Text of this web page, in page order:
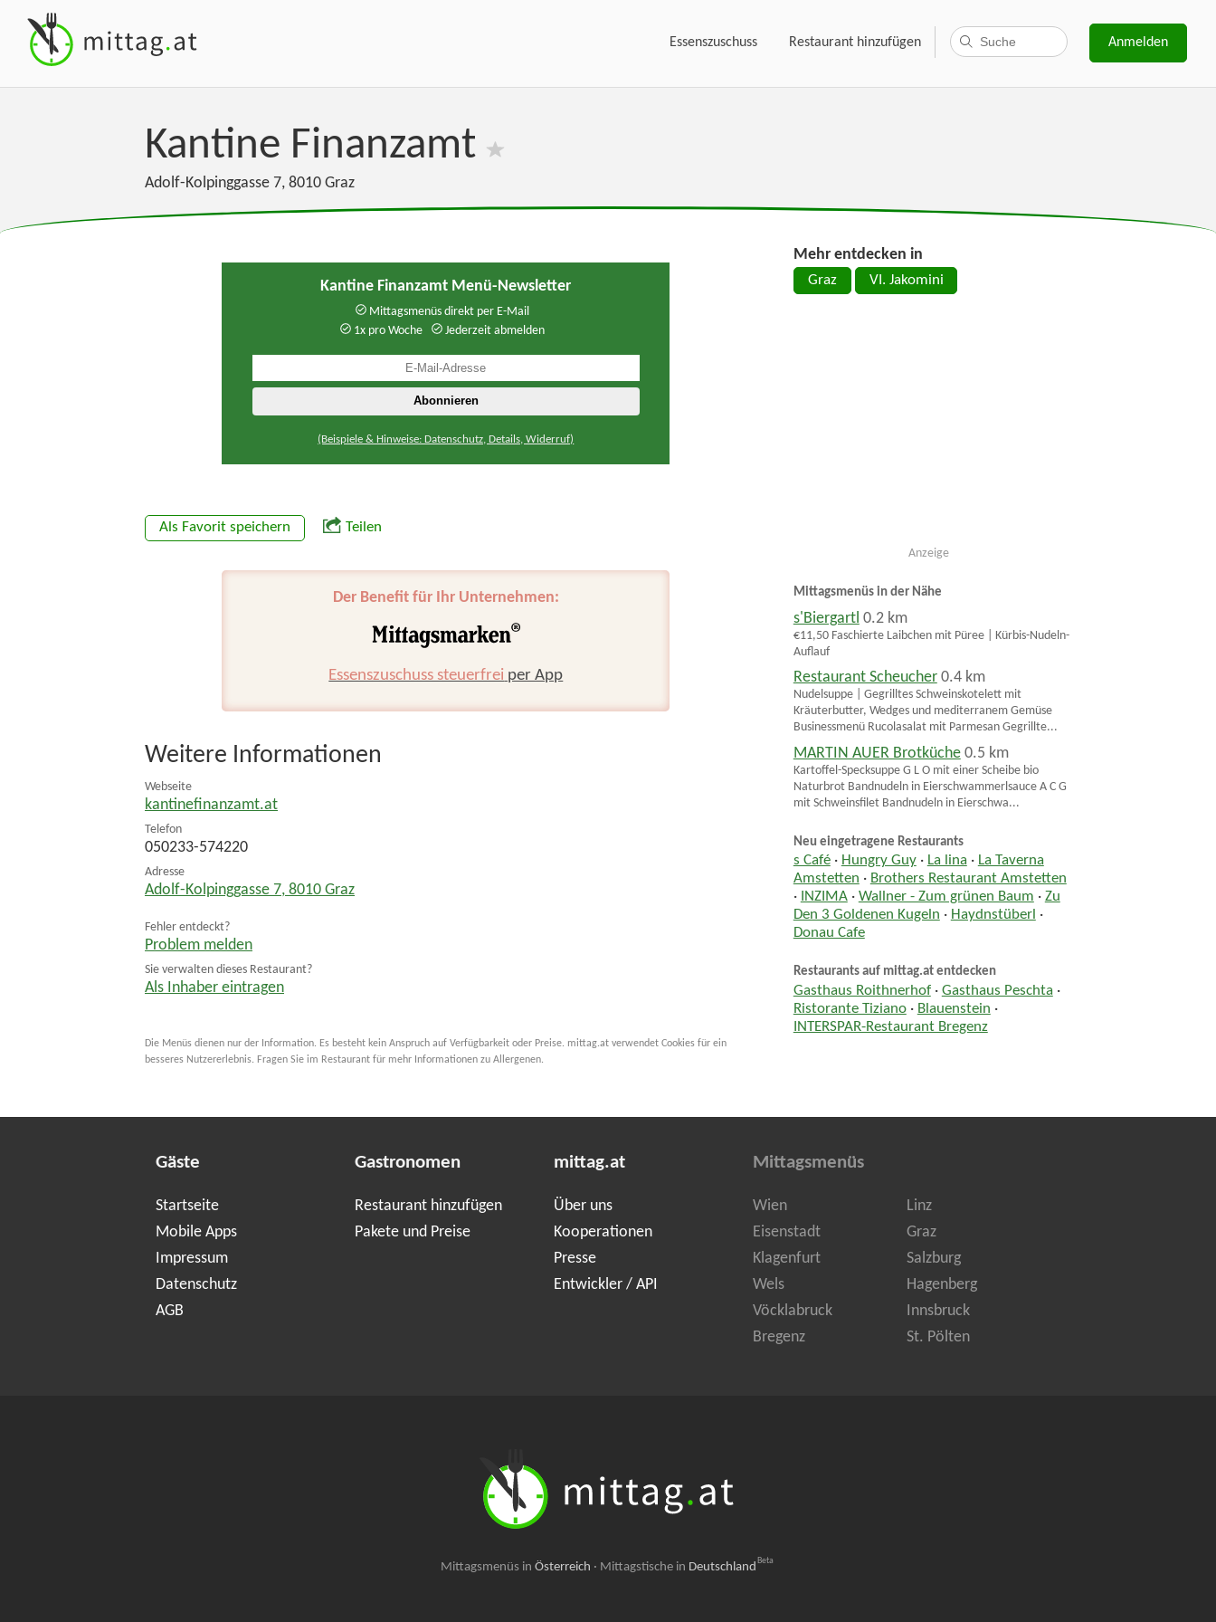
Essenszuschuss Restaurant hinzufügen Anmelden
Kantine Finanzamt
Adolf-Kolpinggasse 7, 8010 Graz
Kantine Finanzamt Menü-Newsletter
Mittagsmenüs direkt per E-Mail
1x pro Woche
Jederzeit abmelden
(Beispiele & Hinweise: Datenschutz, Details, Widerruf)
Als Favorit speichern Teilen
Der Benefit für Ihr Unternehmen:
Essenszuschuss steuerfrei per App
Weitere Informationen
Webseite
kantinefinanzamt.at
Telefon
050233-574220
Adresse
Adolf-Kolpinggasse 7, 8010 Graz
Fehler entdeckt?
Problem melden
Sie verwalten dieses Restaurant?
Als Inhaber eintragen
Die Menüs dienen nur der Information. Es besteht kein Anspruch auf Verfügbarkeit oder Preise. mittag.at verwendet Cookies für ein
besseres Nutzererlebnis. Fragen Sie im Restaurant für mehr Informationen zu Allergenen.
Mehr entdecken in
Graz VI. Jakomini
Anzeige
Mittagsmenüs in der Nähe
s'Biergartl 0.2 km
€11,50 Faschierte Laibchen mit Püree | Kürbis-Nudeln-
Auflauf
Restaurant Scheucher 0.4 km
Nudelsuppe | Gegrilltes Schweinskotelett mit
Kräuterbutter, Wedges und mediterranem Gemüse
Businessmenü Rucolasalat mit Parmesan Gegrillte...
MARTIN AUER Brotküche 0.5 km
Kartoffel-Specksuppe G L O mit einer Scheibe bio
Naturbrot Bandnudeln in Eierschwammerlsauce A C G
mit Schweinsfilet Bandnudeln in Eierschwa...
Neu eingetragene Restaurants
s Café· Hungry Guy· La lina · La Taverna
Amstetten · Brothers Restaurant Amstetten
·
INZIMA· Wallner - Zum grünen Baum · Zu
Den 3 Goldenen Kugeln · Haydnstüberl ·
Donau Cafe
Restaurants auf mittag.at entdecken
Gasthaus Roithnerhof· Gasthaus Peschta ·
Ristorante Tiziano· Blauenstein ·
INTERSPAR-Restaurant Bregenz
Gäste
Startseite
Mobile Apps
Impressum
Datenschutz
AGB
Gastronomen
Restaurant hinzufügen
Pakete und Preise
mittag.at
Über uns
Kooperationen
Presse
Entwickler / API
Mittagsmenüs
Wien
Linz
Eisenstadt
Graz
Klagenfurt
Salzburg
Wels
Hagenberg
Vöcklabruck
Innsbruck
Bregenz
St. Pölten
Mittagsmenüs in Österreich · Mittagstische in Deutschland Beta